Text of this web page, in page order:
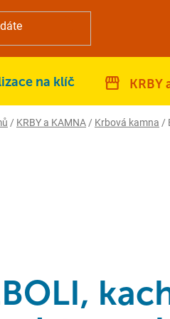
na klíč KRBY
/ KRBY a KAMNA / Krbová kamna /